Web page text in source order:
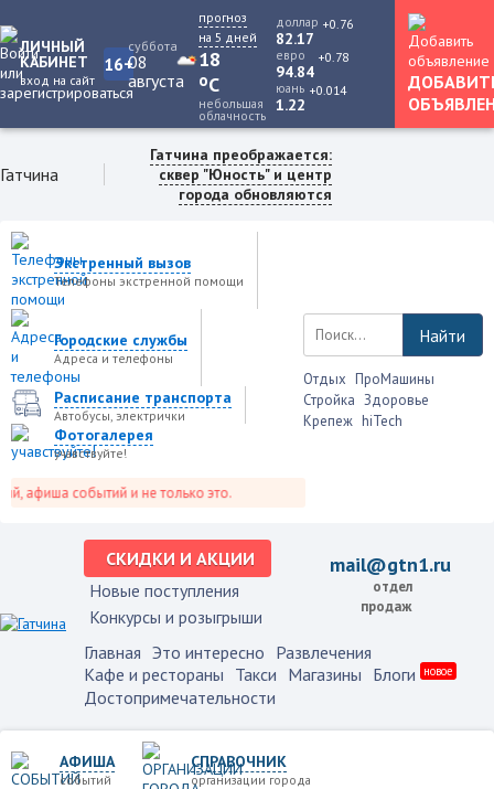
ЛИЧНЫЙ
КАБИНЕТ
вход на сайт
16+
суббота
08
августа
прогноз
на 5 дней
18
oC
небольшая
облачность
доллар
82.17
+0.76
евро
94.84
+0.78
юань
1.22
+0.014
Гатчина
Гатчина преображается:
сквер "Юность" и центр
города обновляются
Экстренный вызов
Телефоны экстренной помощи
Городские службы
Адреса и телефоны
Расписание транспорта
Автобусы, электрички
Фотогалерея
учавствуйте!
событий и не только это.
Найти
Отдых ПроМашины
Стройка Здоровье
Крепеж hiTech
СКИДКИ И АКЦИИ
Новые поступления
Конкурсы и розыгрыши
mail@gtn1.ru
отдел
продаж
Главная Это интересно Развлечения
Кафе и рестораны Такси Магазины Блоги новое
Достопримечательности
АФИША
событий
СПРАВОЧНИК
организации города